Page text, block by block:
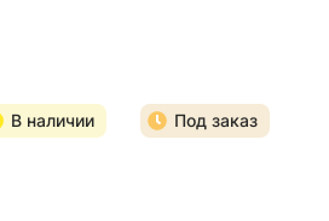
В наличии Под заказ